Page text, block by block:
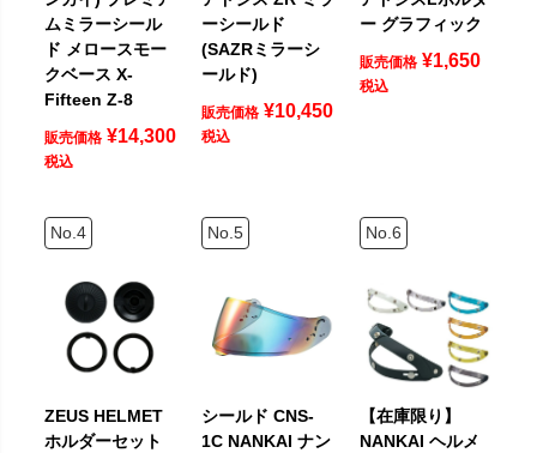
ムミラーシール
ド メロースモー
クベース X-
Fifteen Z-8
販売価格 ¥14,300
税込
ーシールド
(SAZRミラーシ
ールド)
販売価格 ¥10,450
税込
ー グラフィック
販売価格 ¥1,650
税込
ZEUS HELMET
ホルダーセット
シールド CNS-
1C NANKAI ナン
【在庫限り】
NANKAI ヘルメ